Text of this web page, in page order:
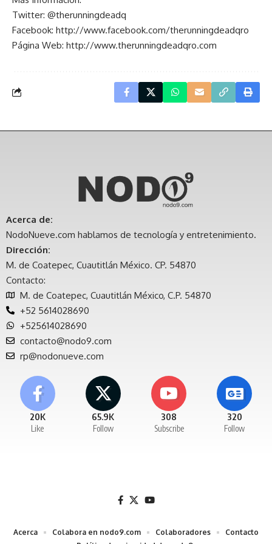
Twitter: @therunningdeadq
Facebook: http://www.facebook.com/therunningdeadqro
Página Web: http://www.therunningdeadqro.com
Acerca de:
NodoNueve.com hablamos de tecnología y entretenimiento.
Dirección:
M. de Coatepec, Cuautitlán México. CP. 54870
Contacto:
M. de Coatepec, Cuautitlán México, C.P. 54870
+52 5614028690
+525614028690
contacto@nodo9.com
rp@nodonueve.com
20K
Like
65.9K
Follow
308
Subscribe
320
Follow
Acerca Colabora en nodo9.com Colaboradores
Contacto